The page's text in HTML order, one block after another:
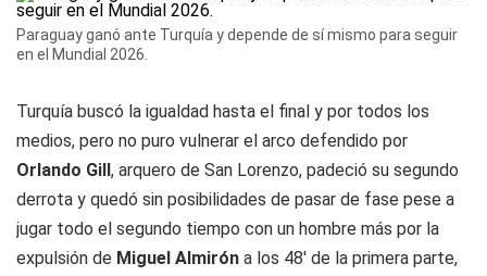
Paraguay ganó ante Turquía y depende de sí mismo para seguir
en el Mundial 2026.
Turquía buscó la igualdad hasta el final y por todos los
medios, pero no puro vulnerar el arco defendido por
Orlando Gill, arquero de San Lorenzo, padeció su segundo
derrota y quedó sin posibilidades de pasar de fase pese a
jugar todo el segundo tiempo con un hombre más por la
expulsión de Miguel Almirón a los 48' de la primera parte,